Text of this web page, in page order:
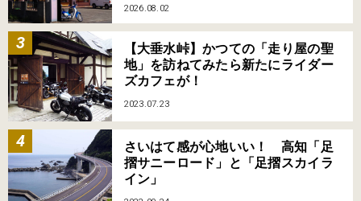
2026.08.02
【大垂水峠】かつての「走り屋の聖
地」を訪ねてみたら新たにライダー
ズカフェが！
2023.07.23
さいはて感が心地いい！ 高知「足
摺サニーロード」と「足摺スカイラ
イン」